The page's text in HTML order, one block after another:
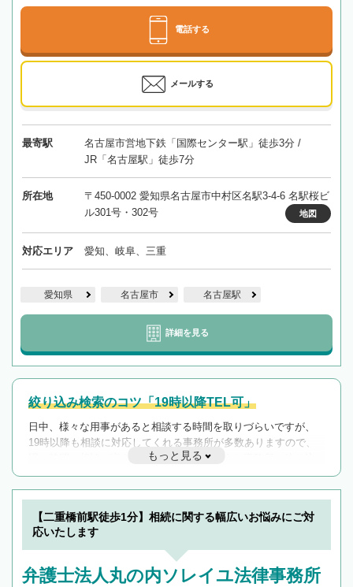
電話する
メールする
最寄駅
名古屋市営地下鉄「国際センター駅」徒歩3分 /
JR「名古屋駅」徒歩7分
所在地
〒450-0002 愛知県名古屋市中村区名駅3-4-6 名駅桜ビ
ル301号・302号
地図
対応エリア 愛知、岐阜、三重
愛知県 名古屋市 名古屋駅
詳細を見る
絞り込み検索のコツ「19時以降TEL可」
日中、様々な用事があると相談する時間を取りづらいですが、
19時以降も相談に対応してくれる事務所が多数ありますので、
遅い時間の相談が増えそうな場合はそのような事務所に絞り込
んで検索してみましょう。
19時以降TEL可の条件
を加えて再検索
もっと見る
【二重橋前駅徒歩1分】相続に関する幅広いお悩みにご対
応いたします
弁護士法人丸の内ソレイユ法律事務所